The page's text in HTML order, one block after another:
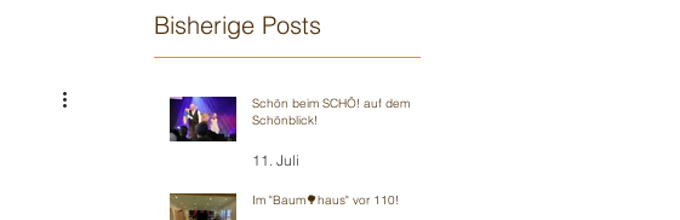
Bisherige Posts
Schön beim SCHÖ! auf dem
Schönblick!
11. Juli
Im "Baum🌳haus" vor 110!